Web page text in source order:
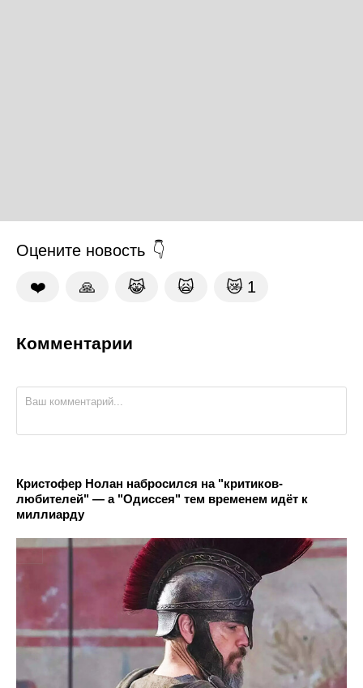
Оцените новость
❤️ 🙏 😹 🙀 😿 1
Комментарии
Кристофер Нолан набросился на "критиков-
любителей" — а "Одиссея" тем временем идёт к
миллиарду